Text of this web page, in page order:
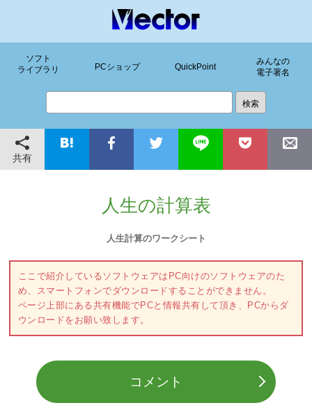
ソフト
ライブラリ
PCショップ QuickPoint
みんなの
電子署名
共有
人生の計算表
人生計算のワークシート
ここで紹介しているソフトウェアはPC向けのソフトウェアのた
め、スマートフォンでダウンロードすることができません。
ページ上部にある共有機能でPCと情報共有して頂き、PCからダ
ウンロードをお願い致します。
コメント